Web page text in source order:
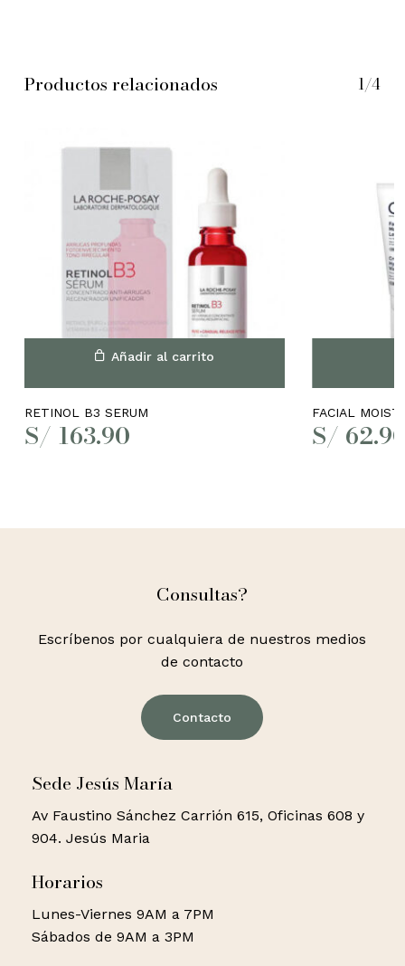
No hay productos en el
carrito.
Go to shop
Productos relacionados 1/4
Añadir al carrito
RETINOL B3 SERUM
S/ 163.90
FACIAL
S/
Consultas?
Escríbenos por cualquiera de nuestros medios
de contacto
Contacto
Sede Jesús María
Av Faustino Sánchez Carrión 615, Oficinas 608 y
904. Jesús Maria
Horarios
Lunes-Viernes 9AM a 7PM
Sábados de 9AM a 3PM